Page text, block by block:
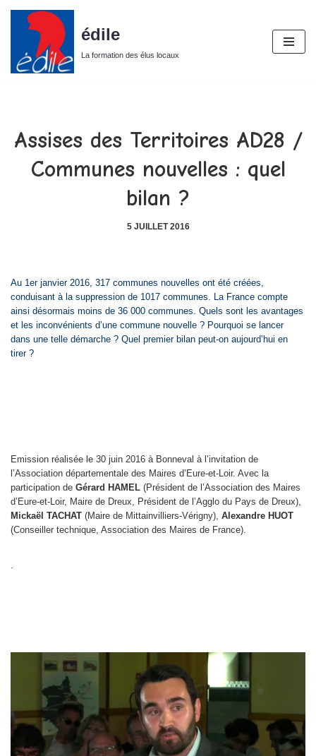
contenu
édile
La formation des élus locaux
Assises des Territoires AD28 /
Communes nouvelles : quel
bilan ?
5 JUILLET 2016
Au 1er janvier 2016, 317 communes nouvelles ont été créées,
conduisant à la suppression de 1017 communes. La France compte
ainsi désormais moins de 36 000 communes. Quels sont les avantages
et les inconvénients d’une commune nouvelle ? Pourquoi se lancer
dans une telle démarche ? Quel premier bilan peut-on aujourd’hui en
tirer ?
Emission réalisée le 30 juin 2016 à Bonneval à l’invitation de
l’Association départementale des Maires d’Eure-et-Loir. Avec la
participation de Gérard HAMEL (Président de l’Association des Maires
d’Eure-et-Loir, Maire de Dreux, Président de l’Agglo du Pays de Dreux),
Mickaël TACHAT (Maire de Mittainvilliers-Vérigny), Alexandre HUOT
(Conseiller technique, Association des Maires de France).
.